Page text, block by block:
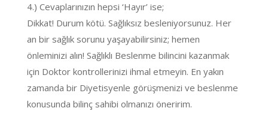
4.) Cevaplarınızın hepsi ‘Hayır’ ise;
Dikkat! Durum kötü. Sağlıksız besleniyorsunuz. Her
an bir sağlık sorunu yaşayabilirsiniz; hemen
önleminizi alın! Sağlıklı Beslenme bilincini kazanmak
için Doktor kontrollerinizi ihmal etmeyin. En yakın
zamanda bir Diyetisyenle görüşmenizi ve beslenme
konusunda bilinç sahibi olmanızı öneririm.